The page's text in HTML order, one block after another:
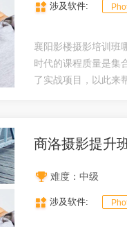
涉及软件:
襄阳影楼摄影培训班
时代的课程质量是集
了实战项目，以此来
商洛摄影提升
难度：中级
涉及软件: